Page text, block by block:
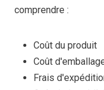
comprendre :
Coût du produit
Coût
Frais